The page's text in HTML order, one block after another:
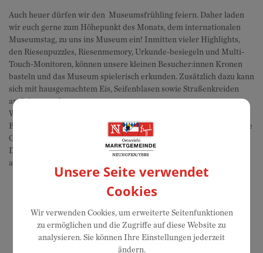
Auch heuer dürfen wir den Museumsfrühling feiern. Daher laden
wir euch gerne zum Höhepunkt des Monats, dem internationalen
Museumstag, zu uns ins Museum ein! Inmitten vieler Highlights,
den Riesenpuzzles, Riesenmemory, Urkunde-besiegeln und Multi-
Touch-Monitoren, können unsere kleinen Besucher:innen Kronen
basteln und das Museum spielerisch erkunden. Zusätzlich dazu kann
sich mit hausgemachtem Eis, Seifenblasen sowie Straßenkreiden
amüsiert werden.
Während die Kinder sich vergnügen, können unsere großen
Besucher:innen mit dem kostenlosen Audioguide die österreichische
Geschickte entdecken.
Das vielfältige Programm bietet für die ganze Familie einen
abwechslungsreichen Tag im Museum Ostarrichi!
Unsere Seite verwendet
Cookies
Wir verwenden Cookies, um erweiterte Seitenfunktionen
zu ermöglichen und die Zugriffe auf diese Website zu
analysieren. Sie können Ihre Einstellungen jederzeit
ändern.